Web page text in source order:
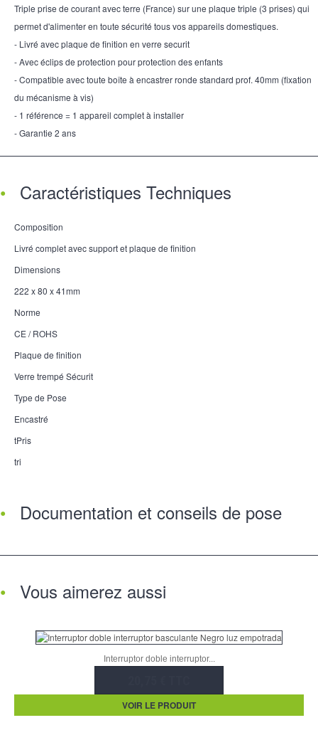
Triple prise de courant avec terre (France) sur une plaque triple (3 prises) qui
permet d'alimenter en toute sécurité tous vos appareils domestiques.
- Livré avec plaque de finition en verre securit
- Avec éclips de protection pour protection des enfants
- Compatible avec toute boîte à encastrer ronde standard prof. 40mm (fixation
du mécanisme à vis)
- 1 référence = 1 appareil complet à installer
- Garantie 2 ans
Caractéristiques Techniques
Composition
Livré complet avec support et plaque de finition
Dimensions
222 x 80 x 41mm
Norme
CE / ROHS
Plaque de finition
Verre trempé Sécurit
Type de Pose
Encastré
tPris
tri
Documentation et conseils de pose
Vous aimerez aussi
Interruptor doble interruptor...
VOIR LE PRODUIT